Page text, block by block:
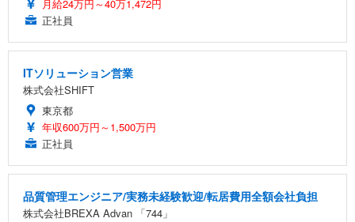
月給24万円～40万1,472円
正社員
ITソリューション営業
株式会社SHIFT
東京都
年収600万円～1,500万円
正社員
品質管理エンジニア/実務未経験歓迎/転居費用全額会社負担
株式会社BREXA Advan 「744」